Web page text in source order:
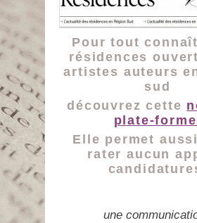
Pour tout
résidences
artistes auteurs
sud
découvrez cette
plate-
Elle permet
rater aucun
une